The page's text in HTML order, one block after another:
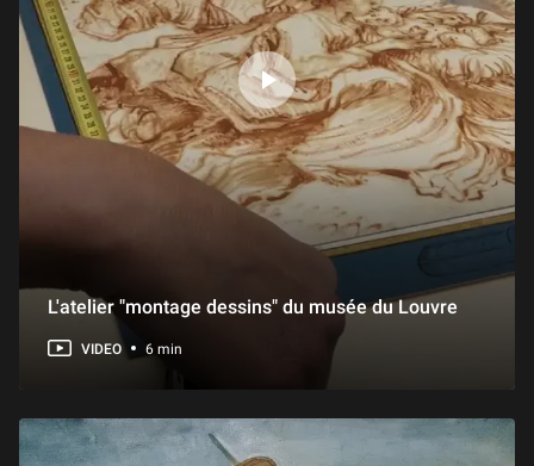
L'Œuvre en scène : « Marine Terrace » de Victor Hugo
55 min
« La Vierge à l'Enfant » de Michel Colombe
1 h 07 min
« La maquette du complexe du Saint-Sépulcre de Jérusalem »
« Le reliquaire de la Sainte Couronne d’épines » de Viollet-le-Duc
57 min
« La Statue d'Ebih-Il »
L'atelier "montage dessins" du musée du Louvre
VIDEO 6 min